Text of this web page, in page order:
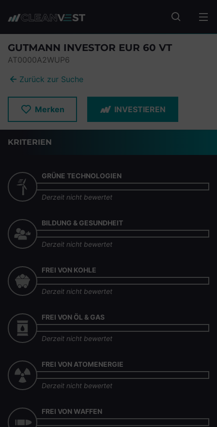
Fonds
GUTMANN INVESTOR EUR 60 VT
AT0000A2WUP6
Zurück zur Suche
Merken INVESTIEREN
KRITERIEN
GRÜNE TECHNOLOGIEN
Derzeit nicht bewertet
BILDUNG & GESUNDHEIT
Derzeit nicht bewertet
FREI VON KOHLE
Derzeit nicht bewertet
FREI VON ÖL & GAS
Derzeit nicht bewertet
FREI VON ATOMENERGIE
Derzeit nicht bewertet
FREI VON WAFFEN